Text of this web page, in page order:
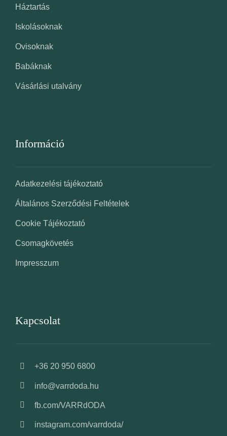
Háztartás
Iskolásoknak
Ovisoknak
Babáknak
Vásárlási utalvány
Információ
Adatkezelési tájékoztató
Általános Szerződési Feltételek
Cookie Tájékoztató
Csomagkövetés
Impresszum
Kapcsolat
+36 20 950 6800
info@varrdoda.hu
fb.com/VARRdODA
instagram.com/varrdoda/